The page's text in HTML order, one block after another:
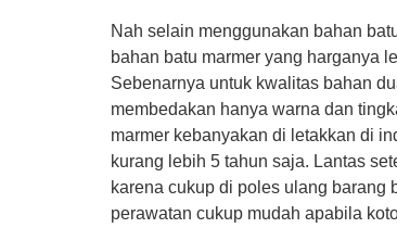
Nah selain menggunakan bahan
bahan batu marmer yang harganya
Sebenarnya untuk kwalitas bahan
membedakan hanya warna dan
marmer kebanyakan di letakkan di
kurang lebih 5 tahun saja. Lantas
karena cukup di poles ulang barang
perawatan cukup mudah apabila